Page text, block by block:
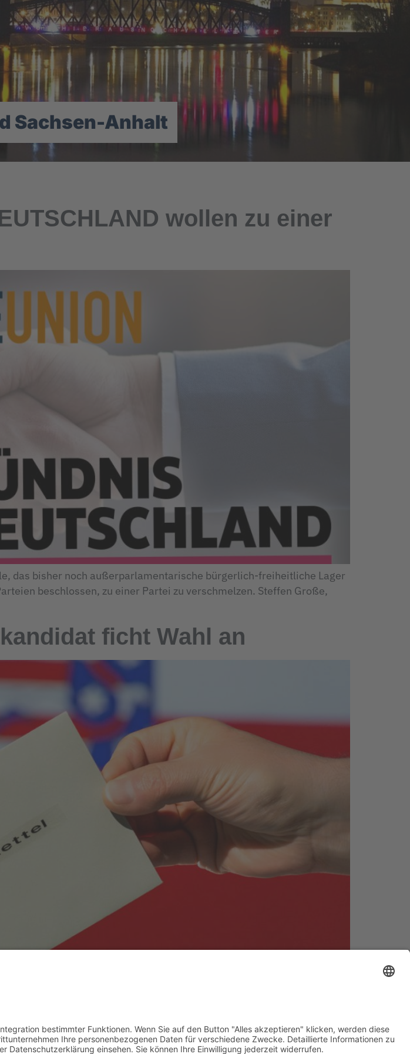
Sachsen-Anhalt
wollen zu einer
das bisher noch außerparlamentarische bürgerlich-freiheitliche Lager
beschlossen, zu einer Partei zu verschmelzen. Steffen Große,
ficht Wahl an
I) öffentlich anficht. […]